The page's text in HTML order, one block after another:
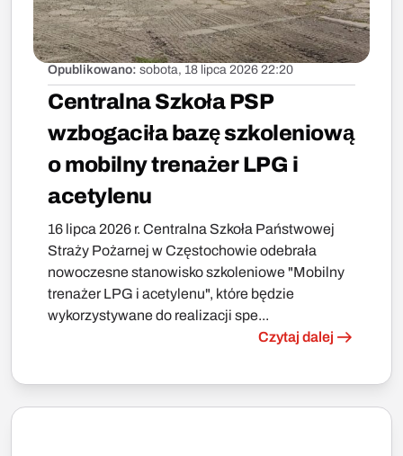
Opublikowano: sobota, 18 lipca 2026 22:20
Centralna Szkoła PSP
wzbogaciła bazę szkoleniową
o mobilny trenażer LPG i
acetylenu
16 lipca 2026 r. Centralna Szkoła Państwowej
Straży Pożarnej w Częstochowie odebrała
nowoczesne stanowisko szkoleniowe "Mobilny
trenażer LPG i acetylenu", które będzie
wykorzystywane do realizacji spe...
Czytaj dalej